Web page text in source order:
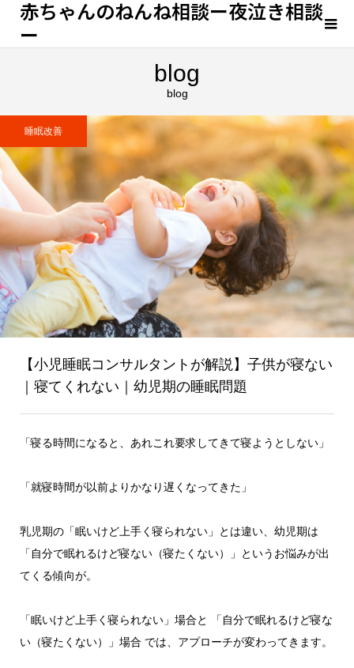
赤ちゃんのねんね相談ー夜泣き相談
ー
blog
blog
睡眠改善
【小児睡眠コンサルタントが解説】子供が寝ない
｜寝てくれない｜幼児期の睡眠問題
「寝る時間になると、あれこれ要求してきて寝ようとしない」
「就寝時間が以前よりかなり遅くなってきた」
乳児期の「眠いけど上手く寝られない」とは違い、幼児期は
「自分で眠れるけど寝ない（寝たくない）」というお悩みが出
てくる傾向が。
「眠いけど上手く寝られない」場合と 「自分で眠れるけど寝な
い（寝たくない）」場合 では、アプローチが変わってきます。